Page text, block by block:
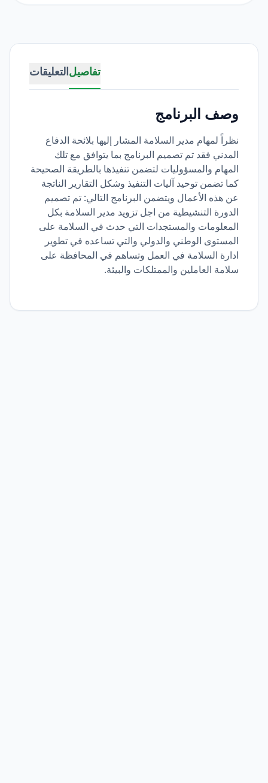
تفاصيلالتعليقات
وصف البرنامج
نظراً لمهام مدير السلامة المشار إليها بلائحة الدفاع
المدني فقد تم تصميم البرنامج بما يتوافق مع تلك
المهام والمسؤوليات لتضمن تنفيذها بالطريقة الصحيحة
كما تضمن توحيد آليات التنفيذ وشكل التقارير الناتجة
عن هذه الأعمال ويتضمن البرنامج التالي: تم تصميم
الدورة التنشيطية من اجل تزويد مدير السلامة بكل
المعلومات والمستجدات التي حدث في السلامة على
المستوى الوطني والدولي والتي تساعده في تطوير
ادارة السلامة في العمل وتساهم في المحافظة على
سلامة العاملين والممتلكات والبيئة.